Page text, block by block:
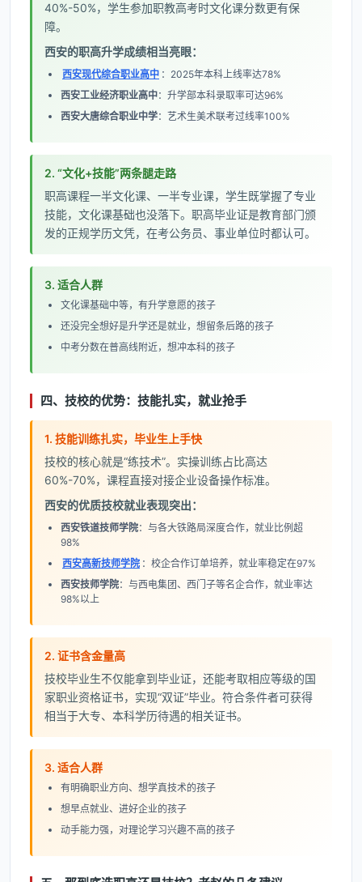
40%-50%，学生参加职教高考时文化课分数更有保
障。
西安的职高升学成绩相当亮眼：
西安现代综合职业高中 ：2025年本科上线率达78%
西安工业经济职业高中：升学部本科录取率可达96%
西安大唐综合职业中学：艺术生美术联考过线率100%
2. “文化+技能”两条腿走路
职高课程一半文化课、一半专业课，学生既掌握了专业
技能，文化课基础也没落下。职高毕业证是教育部门颁
发的正规学历文凭，在考公务员、事业单位时都认可。
3. 适合人群
文化课基础中等，有升学意愿的孩子
还没完全想好是升学还是就业，想留条后路的孩子
中考分数在普高线附近，想冲本科的孩子
四、技校的优势：技能扎实，就业抢手
1. 技能训练扎实，毕业生上手快
技校的核心就是“练技术”。实操训练占比高达
60%-70%，课程直接对接企业设备操作标准。
西安的优质技校就业表现突出：
西安铁道技师学院：与各大铁路局深度合作，就业比例超
98%
西安高新技师学院 ：校企合作订单培养，就业率稳定在97%
西安技师学院：与西电集团、西门子等名企合作，就业率达
98%以上
2. 证书含金量高
技校毕业生不仅能拿到毕业证，还能考取相应等级的国
家职业资格证书，实现“双证”毕业。符合条件者可获得
相当于大专、本科学历待遇的相关证书。
3. 适合人群
有明确职业方向、想学真技术的孩子
想早点就业、进好企业的孩子
动手能力强，对理论学习兴趣不高的孩子